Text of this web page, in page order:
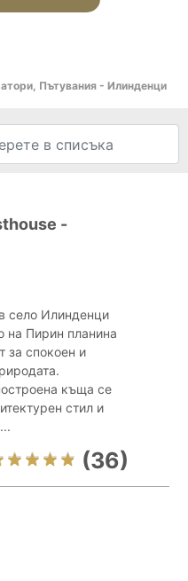
Пътувания - Илинденци
-
село Илинденци
на Пирин планина
за спокоен и
къща се
стил и
(36)